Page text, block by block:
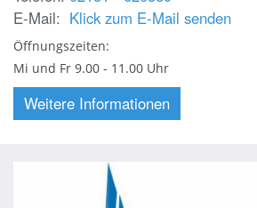
E-Mail: Klick zum E-Mail senden
Öffnungszeiten:
Mi und Fr 9.00 - 11.00 Uhr
Weitere Informationen